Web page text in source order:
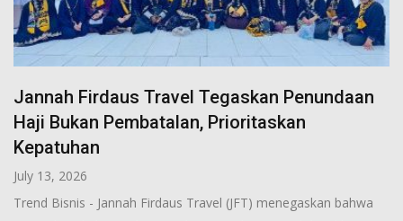
Jannah Firdaus Travel Tegaskan Penundaan
Haji Bukan Pembatalan, Prioritaskan
Kepatuhan
July 13, 2026
Trend Bisnis - Jannah Firdaus Travel (JFT) menegaskan bahwa